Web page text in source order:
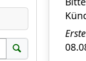
Suchen